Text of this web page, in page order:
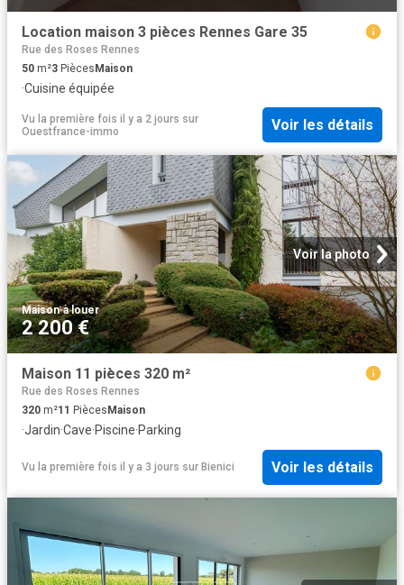
Location maison 3 pièces Rennes Gare 35
Rue des Roses Rennes
50 m²3 PiècesMaison
·Cuisine équipée
Vu la première fois il y a 2 jours sur
Ouestfrance-immo
Voir les détails
Voir la photo
Maison·à louer
2 200 €
Maison 11 pièces 320 m²
Rue des Roses Rennes
320 m²11 Pièces Maison
·Jardin·Cave·Piscine·Parking
Vu la première fois il y a 3 jours sur Bienici Voir les détails